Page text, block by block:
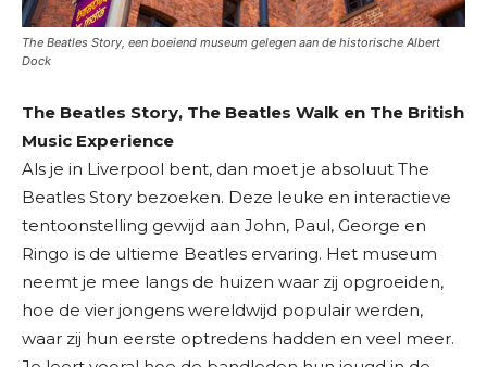
The Beatles Story, een boeiend museum gelegen aan de historische Albert
Dock
The Beatles Story, The Beatles Walk en The British
Music Experience
Als je in Liverpool bent, dan moet je absoluut The
Beatles Story bezoeken. Deze leuke en interactieve
tentoonstelling gewijd aan John, Paul, George en
Ringo is de ultieme Beatles ervaring. Het museum
neemt je mee langs de huizen waar zij opgroeiden,
hoe de vier jongens wereldwijd populair werden,
waar zij hun eerste optredens hadden en veel meer.